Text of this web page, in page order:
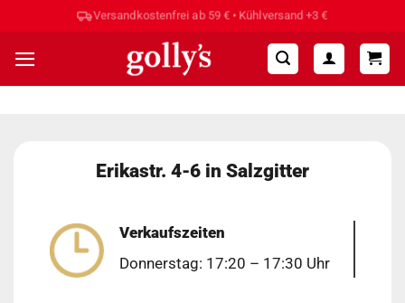
springen
Versandkostenfrei ab 59 € • Kühlversand +3 €
Erikastr. 4-6 in Salzgitter
Verkaufszeiten
Donnerstag: 17:20 – 17:30 Uhr